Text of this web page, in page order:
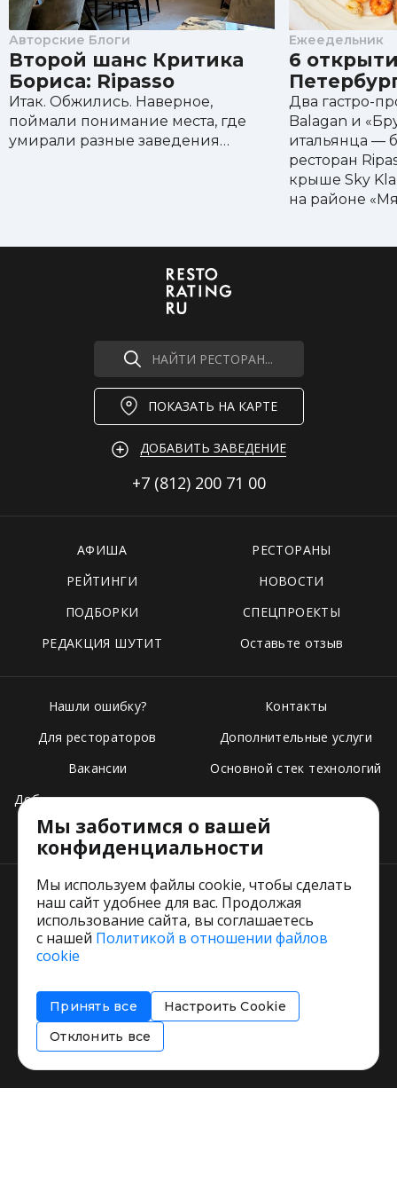
Авторские Блоги
Второй шанс Критика
Бориса: Ripasso
Итак. Обжились. Наверное,
поймали понимание места, где
умирали разные заведения…
Ежеедельник
6
Два гастро-
Balagan и
итальянца —
ресторан
крыше Sky
на районе
НАЙТИ РЕСТОРАН...
ПОКАЗАТЬ НА КАРТЕ
ДОБАВИТЬ ЗАВЕДЕНИЕ
+7 (812) 200 71 00
АФИША
РЕСТОРАНЫ
РЕЙТИНГИ
НОВОСТИ
ПОДБОРКИ
СПЕЦПРОЕКТЫ
РЕДАКЦИЯ ШУТИТ
Оставьте отзыв
Нашли ошибку?
Для рестораторов
Вакансии
Добавить свое заведение
Тарифы
Контакты
Дополнительные услуги
Основной стек технологий
Пользовательское соглашение
Соглашение об информировании
Политика использования cookies
Мы заботимся о вашей
конфиденциальности
Мы используем файлы cookie, чтобы сделать
наш сайт удобнее для вас. Продолжая
использование сайта, вы соглашаетесь
с нашей Политикой в отношении файлов
cookie
Принять все
Настроить Cookie
Отклонить все